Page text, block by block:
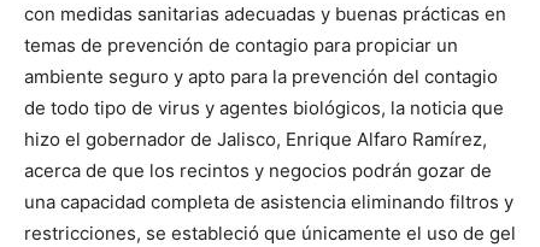
con medidas sanitarias adecuadas y buenas prácticas en
temas de prevención de contagio para propiciar un
ambiente seguro y apto para la prevención del contagio
de todo tipo de virus y agentes biológicos, la noticia que
hizo el gobernador de Jalisco, Enrique Alfaro Ramírez,
acerca de que los recintos y negocios podrán gozar de
una capacidad completa de asistencia eliminando filtros y
restricciones, se estableció que únicamente el uso de gel